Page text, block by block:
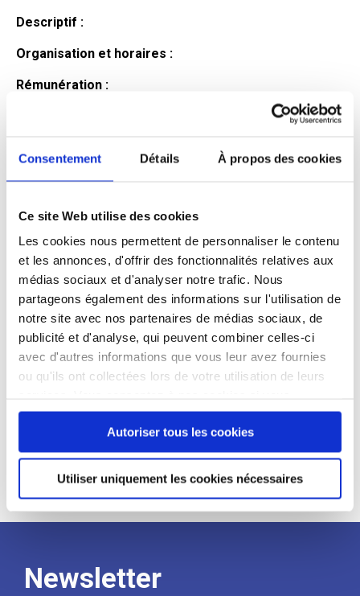
Consentement Détails À propos des cookies
Ce site Web utilise des cookies
Les cookies nous permettent de personnaliser le contenu
et les annonces, d'offrir des fonctionnalités relatives aux
médias sociaux et d'analyser notre trafic. Nous
partageons également des informations sur l'utilisation de
notre site avec nos partenaires de médias sociaux, de
publicité et d'analyse, qui peuvent combiner celles-ci
avec d'autres informations que vous leur avez fournies
ou qu'ils ont collectées lors de votre utilisation de leurs
continuez à utiliser notre site Web.
Autoriser tous les cookies
Utiliser uniquement les cookies nécessaires
Descriptif :
Organisation et horaires :
Rémunération :
Profil du
candidat
Qualifications et diplômes :
Profil recherché :
Processus
de
recrutement
Newsletter